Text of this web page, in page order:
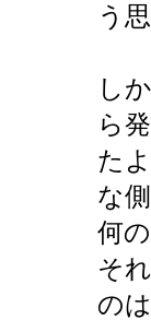
う
し
ら
た
な
何
そ
の